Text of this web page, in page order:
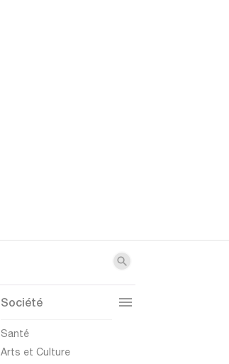
Société
Santé
Arts et Culture